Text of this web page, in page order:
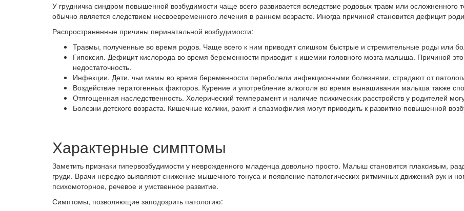
У грудничка синдром повышенной возбудимости чаще всего развивается вследствие родовых травм или осложненного
обычно является следствием несвоевременного лечения в раннем возрасте. Иногда причиной становится дефицит
Распространенные причины перинатальной возбудимости:
Травмы, полученные во время родов. Чаще всего к ним приводят слишком быстрые и стремительные роды или
Гипоксия. Дефицит кислорода во время беременности приводит к ишемии головного мозга малыша. Причиной
недостаточность.
Инфекции. Дети, чьи мамы во время беременности переболели инфекционными болезнями, страдают от
Воздействие тератогенных факторов. Курение и употребление алкоголя во время вынашивания малыша также
Отягощенная наследственность. Холерический темперамент и наличие психических расстройств у родителей
Болезни детского возраста. Кишечные колики, рахит и спазмофилия могут приводить к развитию повышенной
Характерные симптомы
Заметить признаки гипервозбудимости у неврожденного младенца довольно просто. Малыш становится плаксивым,
груди. Врачи нередко выявляют снижение мышечного тонуса и появление патологических ритмичных движений рук и
психомоторное, речевое и умственное развитие.
Симптомы, позволяющие заподозрить патологию: